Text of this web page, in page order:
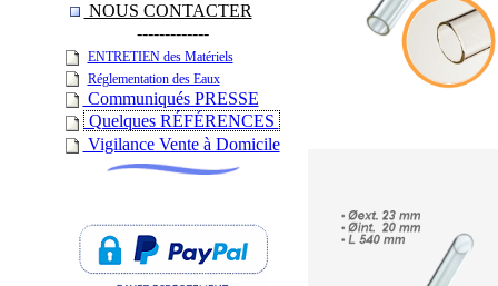
NOUS CONTACTER
-------------
ENTRETIEN des Matériels
Réglementation des Eaux
Communiqués PRESSE
Quelques RÉFÉRENCES
Vigilance Vente à Domicile